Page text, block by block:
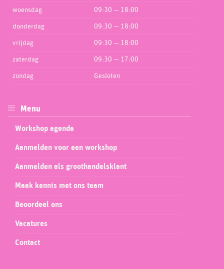
woensdag 09:30 — 18:00
donderdag 09:30 — 18:00
vrijdag 09:30 — 18:00
zaterdag 09:30 — 17:00
zondag Gesloten
Menu
Workshop agenda
Aanmelden voor een workshop
Aanmelden als groothandelsklant
Maak kennis met ons team
Beoordeel ons
Vacatures
Contact